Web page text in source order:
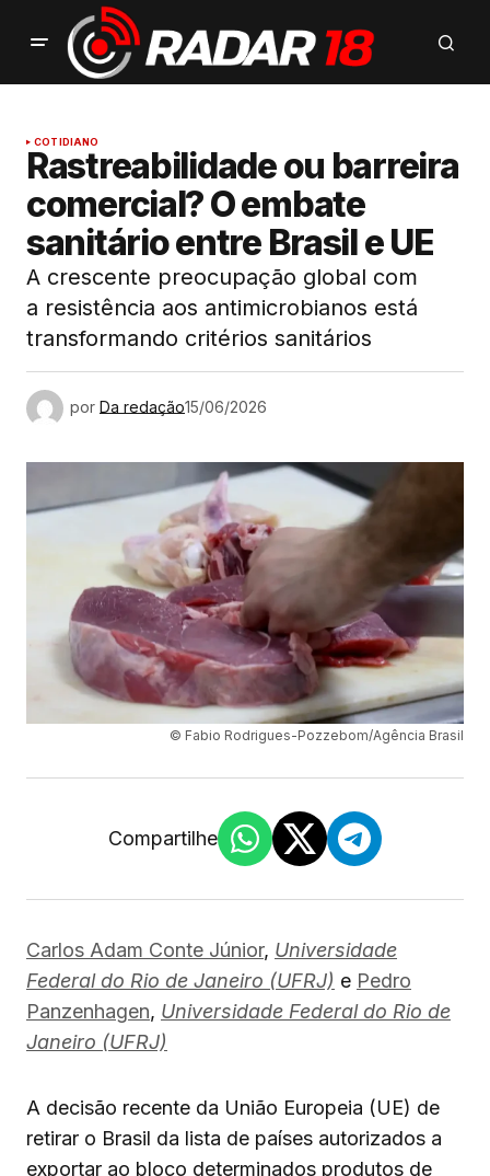
COTIDIANO
Rastreabilidade ou barreira
comercial? O embate
sanitário entre Brasil e UE
A crescente preocupação global com
a resistência aos antimicrobianos está
transformando critérios sanitários
por Da redação15/06/2026
© Fabio Rodrigues-Pozzebom/Agência Brasil
Compartilhe
Carlos Adam Conte Júnior, Universidade
Federal do Rio de Janeiro (UFRJ) e Pedro
Panzenhagen, Universidade Federal do Rio de
Janeiro (UFRJ)
A decisão recente da União Europeia (UE) de
retirar o Brasil da lista de países autorizados a
exportar ao bloco determinados produtos de